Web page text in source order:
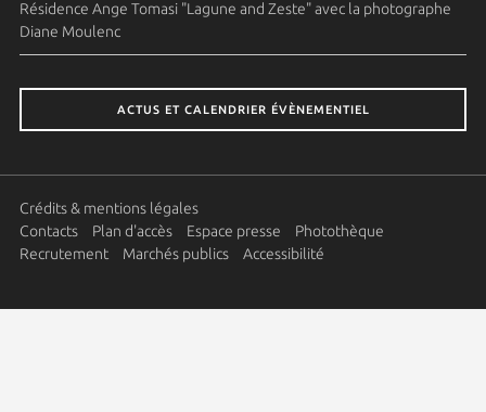
Résidence Ange Tomasi "Lagune and Zeste" avec la photographe
Diane Moulenc
ACTUS ET CALENDRIER ÉVÈNEMENTIEL
Crédits & mentions légales
Contacts
Plan d'accès Espace presse
Photothèque
Recrutement
Marchés publics Accessibilité